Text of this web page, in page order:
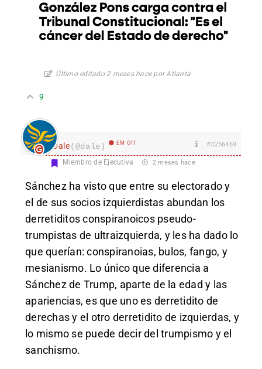
Último editado 2 meses hace por Atlanta
9
Dale(@dale) EM Off #3256469
Miembro de Ejecutiva 2 meses hace
Sánchez ha visto que entre su electorado y
el de sus socios izquierdistas abundan los
derretiditos conspiranoicos pseudo-
trumpistas de ultraizquierda, y les ha dado lo
que querían: conspiranoias, bulos, fango, y
mesianismo. Lo único que diferencia a
Sánchez de Trump, aparte de la edad y las
apariencias, es que uno es derretidito de
derechas y el otro derretidito de izquierdas, y
lo mismo se puede decir del trumpismo y el
sanchismo.